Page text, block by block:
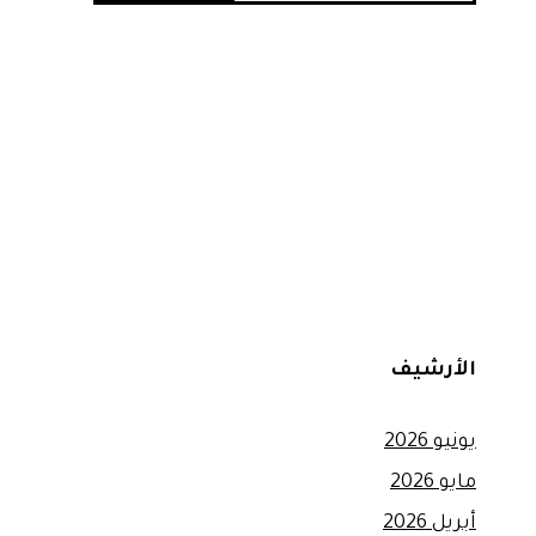
الأرشيف
يونيو 2026
مايو 2026
أبريل 2026